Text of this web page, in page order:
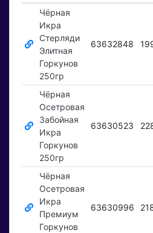
Чёрная
Икра
Стерляди
Элитная
Горкунов
250гр
63632848
Чёрная
Осетровая
Забойная
Икра
Горкунов
250гр
63630523
Чёрная
Осетровая
Икра
Премиум
Горкунов
63630996